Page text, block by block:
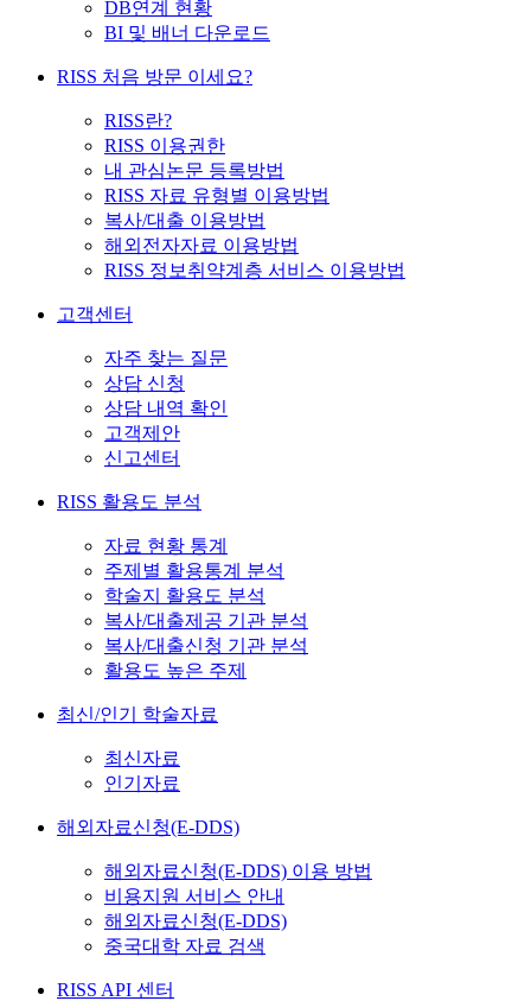
DB연계 현황
BI 및 배너 다운로드
RISS 처음 방문 이세요?
RISS란?
RISS 이용권한
내 관심논문 등록방법
RISS 자료 유형별 이용방법
복사/대출 이용방법
해외전자자료 이용방법
RISS 정보취약계층 서비스 이용방법
고객센터
자주 찾는 질문
상담 신청
상담 내역 확인
고객제안
신고센터
RISS 활용도 분석
자료 현황 통계
주제별 활용통계 분석
학술지 활용도 분석
복사/대출제공 기관 분석
복사/대출신청 기관 분석
활용도 높은 주제
최신/인기 학술자료
최신자료
인기자료
해외자료신청(E-DDS)
해외자료신청(E-DDS) 이용 방법
비용지원 서비스 안내
해외자료신청(E-DDS)
중국대학 자료 검색
RISS API 센터